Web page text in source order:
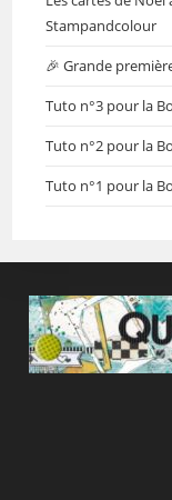
Stampandcolour
🎉 Grande
Tuto n°3 pour la
Tuto n°2 pour la
Tuto n°1 pour la